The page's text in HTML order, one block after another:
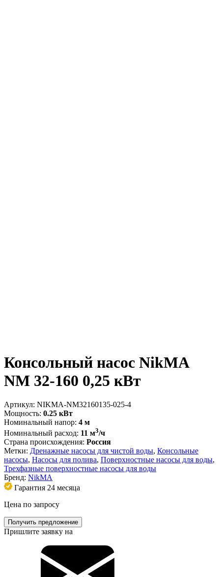
Консольный насос NikMA
NM 32-160 0,25 кВт
Артикул: NIKMA-NM32160135-025-4
Мощность: 0.25 кВт
Номинальный напор: 4 м
Номинальный расход: 11 м3/ч
Страна происхождения: Россия
Метки: Дренажные насосы для чистой воды, Консольные
насосы, Насосы для полива, Поверхностные насосы для воды,
Трехфазные поверхностные насосы для воды
Бренд: NikMA
Гарантия 24 месяца
Цена по запросу
Получить предложение
Пришлите заявку на